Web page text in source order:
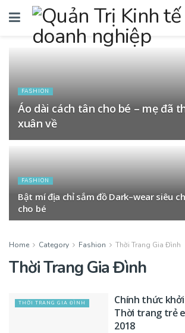
FASHION
Áo dài cách tân cho bé – mẹ đã
xuân về
FASHION
Bật mí địa chỉ sắm đồ Dark–wear siêu
cho bé
Home Category Fashion Thời Trang Gia Đình
Thời Trang Gia Đình
THỜI TRANG GIA ĐÌNH
Chính thức
Thời trang trẻ
2018